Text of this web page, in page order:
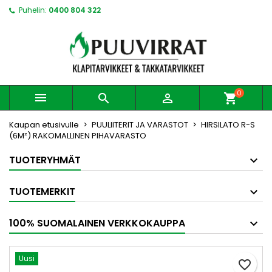
Puhelin: 0400 804 322
   shopping_cart0
Kaupan etusivulle PUULIITERIT JA VARASTOT
HIRSILATO R-S
(6M²) RAKOMALLINEN PIHAVARASTO
TUOTERYHMÄT
TUOTEMERKIT
100% SUOMALAINEN VERKKOKAUPPA
favorite_border
Uusi